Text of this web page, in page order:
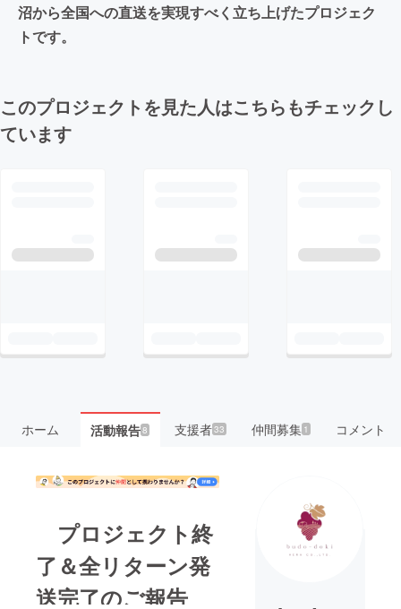
沼から全国への直送を実現すべく立ち上げたプロジェク
トです。
このプロジェクトを見た人はこちらもチェックし
ています
ホーム 活動報告8 支援者33 仲間募集 1 コメント
プロジェクト終
了＆全リターン発
送完了のご報告